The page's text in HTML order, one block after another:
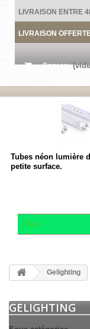
LIVRAISON ENTRE
LIVRAISON
Panier
Tubes néon lumière
petite surface.
Menu
Gelighting
GELIGHTING